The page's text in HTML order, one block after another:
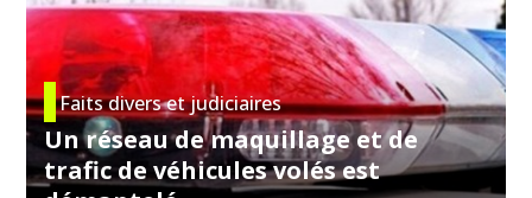
Faits divers et judiciaires
Un réseau de maquillage et de
trafic de véhicules volés est